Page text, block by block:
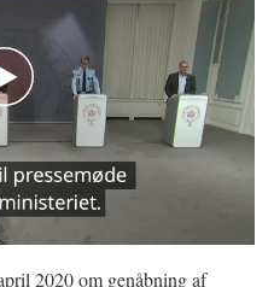
2020 om genåbning af